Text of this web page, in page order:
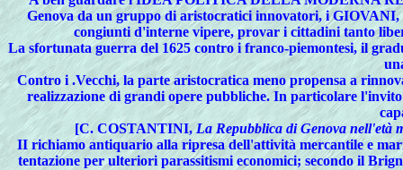
Genova da un gruppo di aristocratici innovatori, i GIOVANI,
congiunti d'interne vipere, provar i cittadini tanto
La sfortunata guerra del 1625 contro i franco-piemontesi, il
Contro i .Vecchi, la parte aristocratica meno propensa a
realizzazione di grandi opere pubbliche. In particolare
[C. COSTANTINI,La Repubblica di Genova nell'età
II richiamo antiquario alla ripresa dell'attività mercantile e
tentazione per ulteriori parassitismi economici; secondo il